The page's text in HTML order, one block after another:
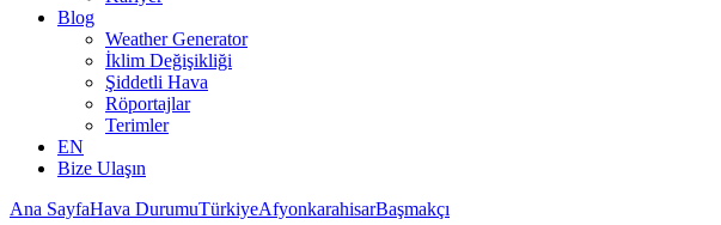
Blog
Weather Generator
İklim Değişikliği
Şiddetli Hava
Röportajlar
Terimler
EN
Bize Ulaşın
Ana SayfaHava DurumuTürkiyeAfyonkarahisarBaşmakçı